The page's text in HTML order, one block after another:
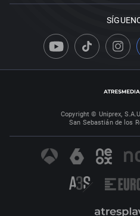
Copyright © Uniprex,
San Sebastián de los